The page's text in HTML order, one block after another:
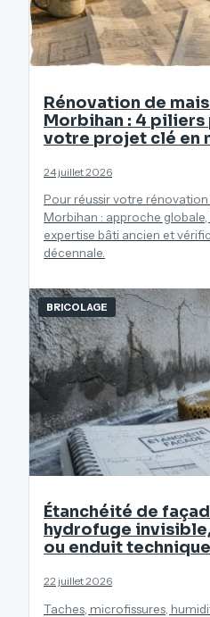
Rénovation de
Morbihan : 4 piliers
votre projet clé en
24 juillet 2026
Pour réussir votre rénovation
Morbihan : approche
expertise bâti ancien et
décennale.
BRICOLAGE
Étanchéité de
hydrofuge
ou enduit technique
22 juillet 2026
Taches, microfissures,